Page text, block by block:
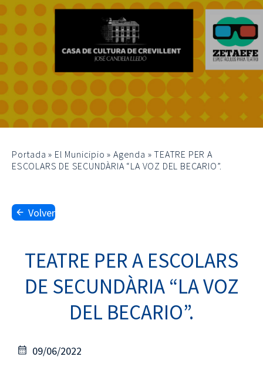
Portada » El Municipio »Agenda »TEATRE PER A
ESCOLARS DE SECUNDÀRIA “LA VOZ DEL BECARIO”.
Volver
TEATRE PER A ESCOLARS
DE SECUNDÀRIA “LA VOZ
DEL BECARIO”.
09/06/2022